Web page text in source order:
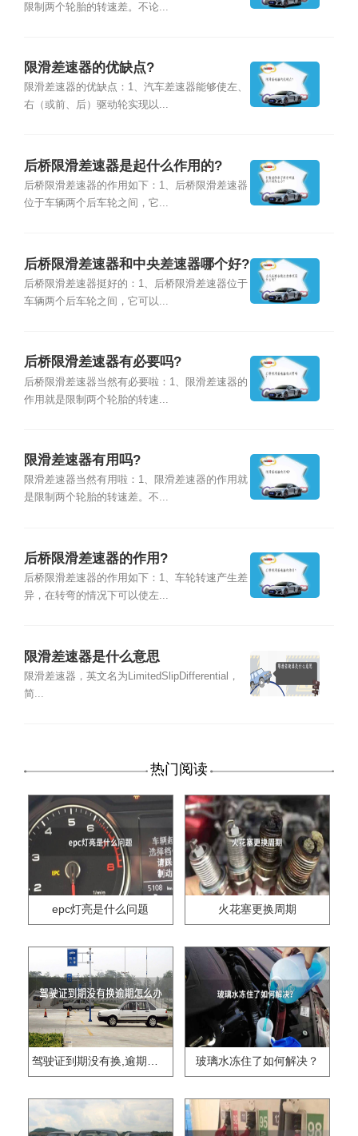
限制两个轮胎的转速差。不论...
限滑差速器的优缺点?
限滑差速器的优缺点：1、汽车差速器能够使左、
右（或前、后）驱动轮实现以...
后桥限滑差速器是起什么作用的?
后桥限滑差速器的作用如下：1、后桥限滑差速器
位于车辆两个后车轮之间，它...
后桥限滑差速器和中央差速器哪个好?
后桥限滑差速器挺好的：1、后桥限滑差速器位于
车辆两个后车轮之间，它可以...
后桥限滑差速器有必要吗?
后桥限滑差速器当然有必要啦：1、限滑差速器的
作用就是限制两个轮胎的转速...
限滑差速器有用吗?
限滑差速器当然有用啦：1、限滑差速器的作用就
是限制两个轮胎的转速差。不...
后桥限滑差速器的作用?
后桥限滑差速器的作用如下：1、车轮转速产生差
异，在转弯的情况下可以使左...
限滑差速器是什么意思
限滑差速器，英文名为LimitedSlipDifferential，
简...
热门阅读
epc灯亮是什么问题 火花塞更换周期
驾驶证到期没有换,逾期怎么办?? 玻璃水冻住了如何解决？